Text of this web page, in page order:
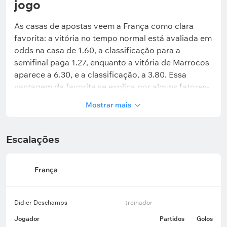
jogo
As casas de apostas veem a França como clara
favorita: a vitória no tempo normal está avaliada em
odds na casa de 1.60, a classificação para a
semifinal paga 1.27, enquanto a vitória de Marrocos
aparece a 6.30, e a classificação, a 3.80. Essa
vantagem da favorita se explica por alguns fatores-
Força ofensiva. A França marcou 14 gols em
cinco jogos, sendo 11 deles com Mbappé (sete) e
2022.
Profundidade do elenco. Deschamps tem
Mostrar mais
Escalações
França
Didier Deschamps treinador
Jogador Partidos Golos